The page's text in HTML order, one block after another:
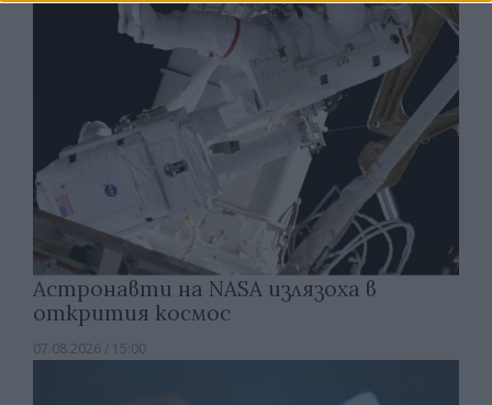
Астронавти на NASA излязоха в
открития космос
07.08.2026 / 15:00